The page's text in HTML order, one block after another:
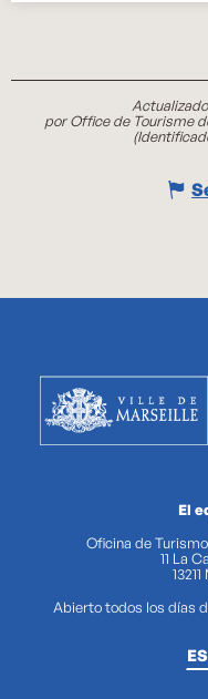
Actualizado
por Office de Tourisme
El
Oficina de
11 La
Abierto todos los días